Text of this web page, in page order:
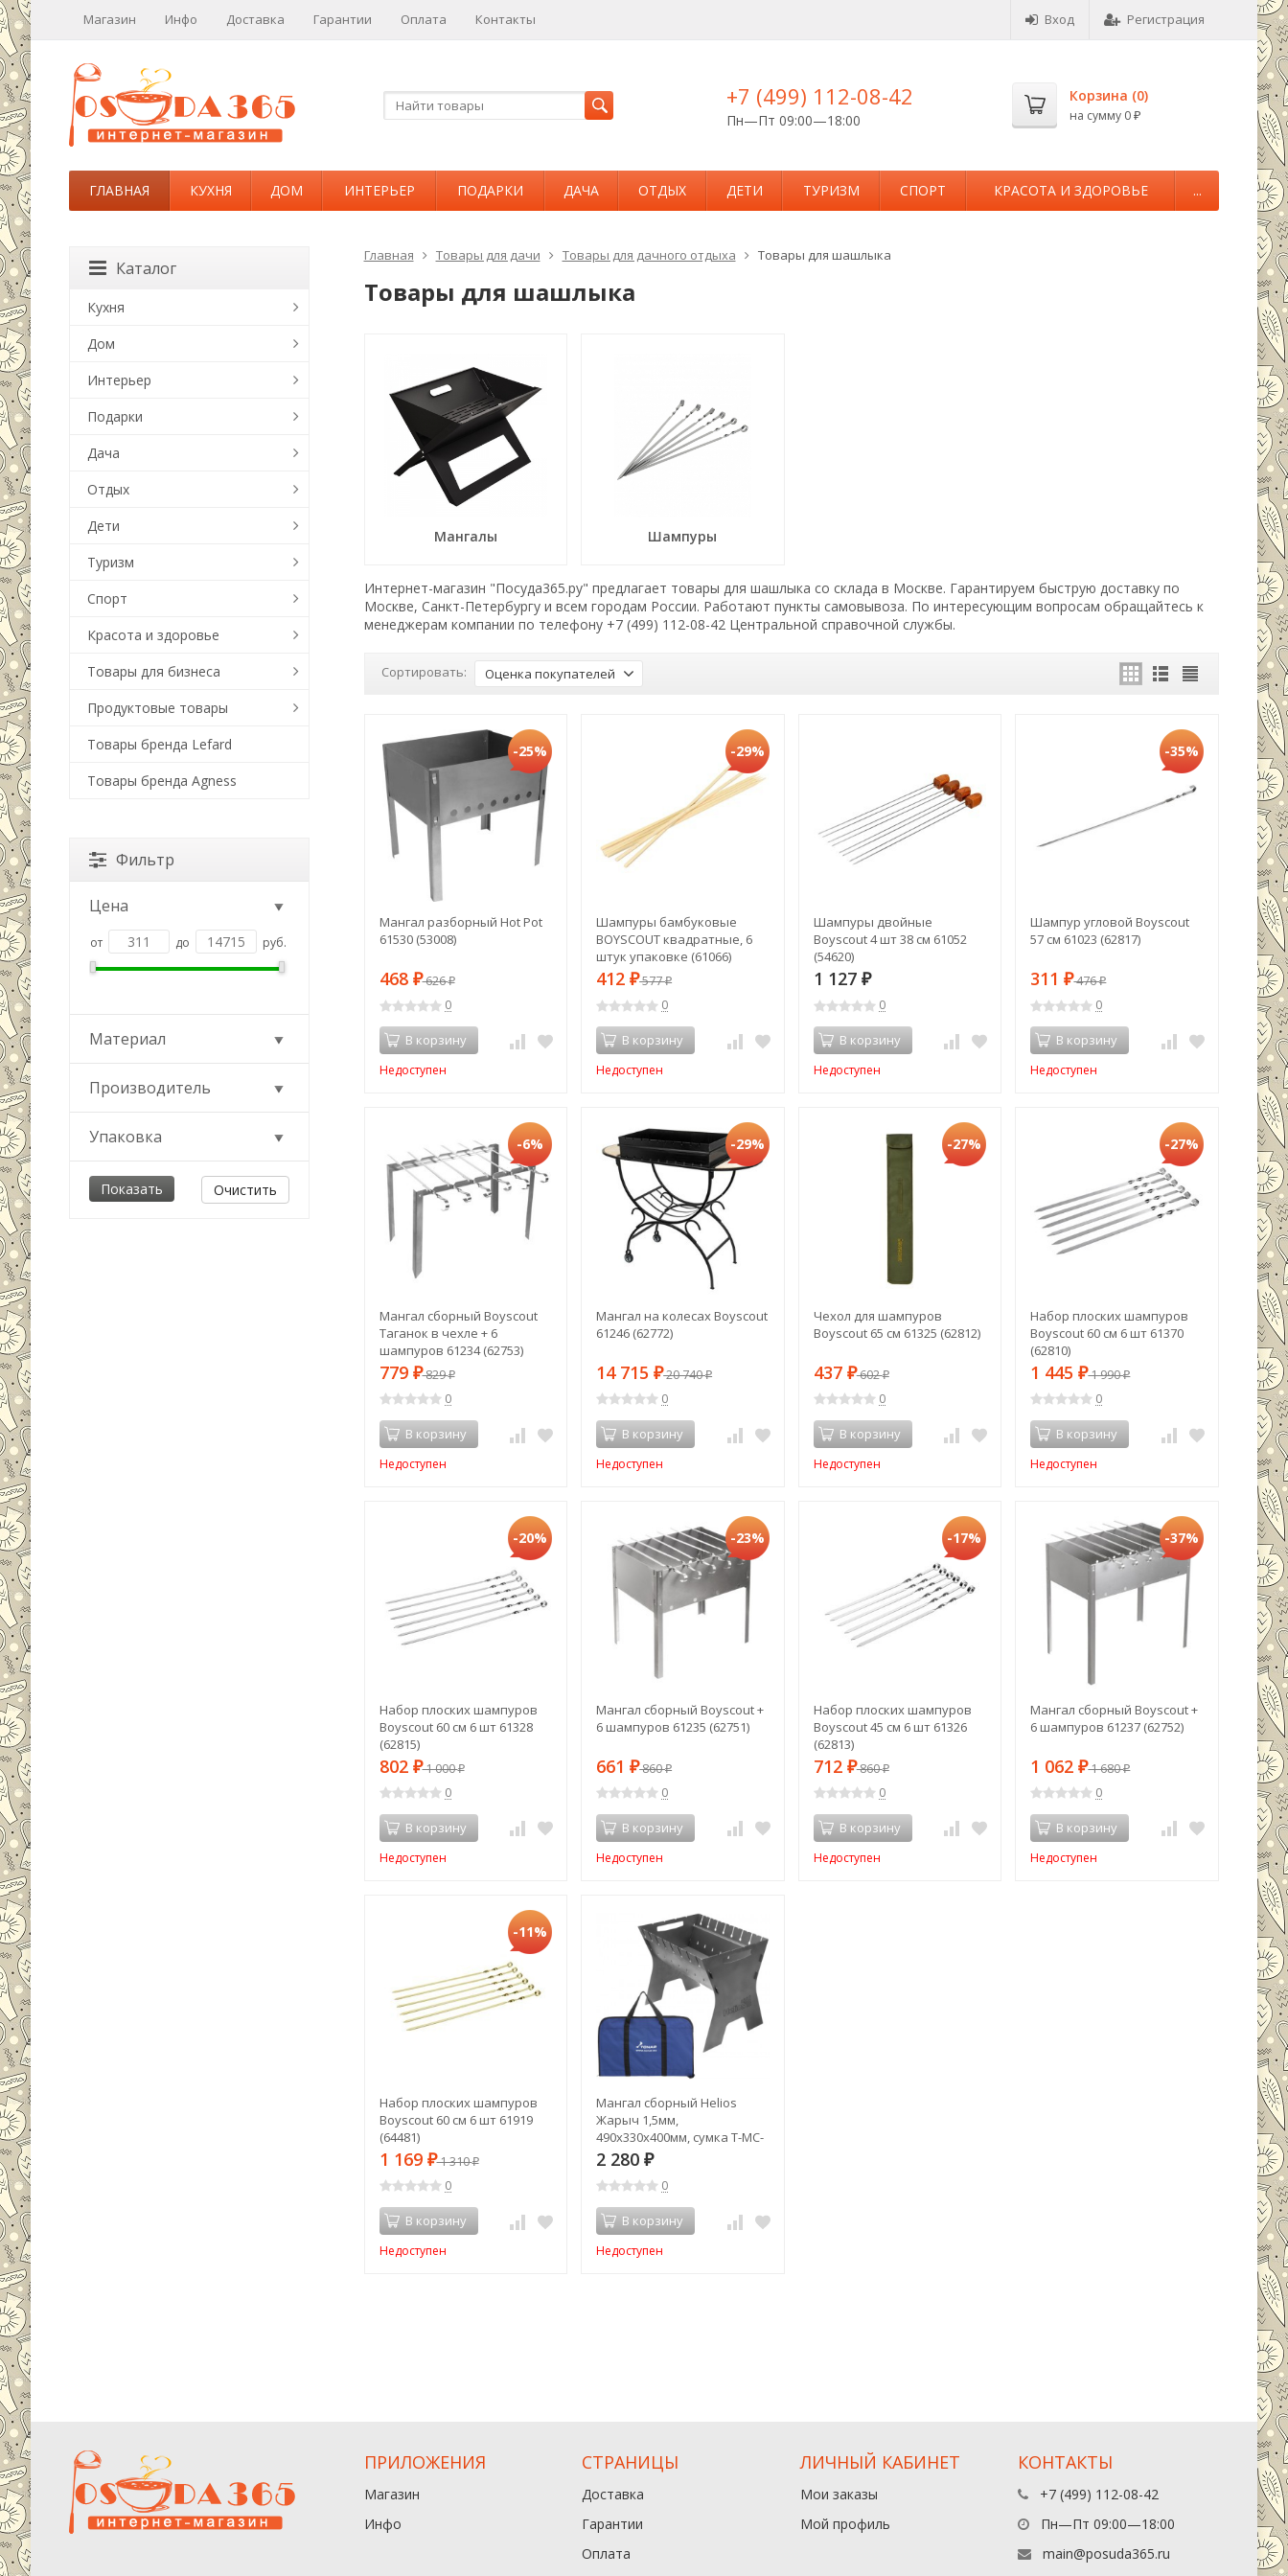
Магазин Инфо Доставка Гарантии Оплата Контакты Вход Регистрация
+7 (499) 112-08-42
Пн—Пт 09:00—18:00
Корзина (0)
на сумму 0 ₽
ГЛАВНАЯ КУХНЯ ДОМ ИНТЕРЬЕР ПОДАРКИ ДАЧА ОТДЫХ ДЕТИ ТУРИЗМ СПОРТ КРАСОТА И ЗДОРОВЬЕ ...
Главная Товары для дачи Товары для дачного отдыха Товары для шашлыка
Товары для шашлыка
Мангалы Шампуры
Интернет-магазин "Посуда365.ру" предлагает товары для шашлыка со склада в Москве. Гарантируем быструю доставку по
Москве, Санкт-Петербургу и всем городам России. Работают пункты самовывоза. По интересующим вопросам обращайтесь к
менеджерам компании по телефону +7 (499) 112-08-42 Центральной справочной службы.
Сортировать: Оценка покупателей
-25%
Мангал разборный Hot Pot
61530 (53008)
468 ₽626₽
0
В корзину
Недоступен
-29%
Шампуры бамбуковые
BOYSCOUT квадратные, 6
штук упаковке (61066)
(53807)
412₽577₽
0
В корзину
Недоступен
Шампуры двойные
Boyscout 4 шт 38 см 61052
(54620)
1 127 ₽
0
В корзину
Недоступен
-35%
Шампур угловой Boyscout
57 см 61023 (62817)
311₽476₽
0
В корзину
Недоступен
-6%
Мангал сборный Boyscout
Таганок в чехле + 6
шампуров 61234 (62753)
779 ₽829₽
0
В корзину
Недоступен
-29%
Мангал на колесах Boyscout
61246 (62772)
14 715₽20 740₽
0
В корзину
Недоступен
-27%
Чехол для шампуров
Boyscout 65 см 61325 (62812)
437 ₽602₽
0
В корзину
Недоступен
-27%
Набор плоских шампуров
Boyscout 60 см 6 шт 61370
(62810)
1 445₽1 990₽
0
В корзину
Недоступен
-20%
Набор плоских шампуров
Boyscout 60 см 6 шт 61328
(62815)
802 ₽1 000₽
0
В корзину
Недоступен
-23%
Мангал сборный Boyscout +
6 шампуров 61235 (62751)
661₽860₽
0
В корзину
Недоступен
-17%
Набор плоских шампуров
Boyscout 45 см 6 шт 61326
(62813)
712 ₽860₽
0
В корзину
Недоступен
-37%
Мангал сборный Boyscout +
6 шампуров 61237 (62752)
1 062₽1 680₽
0
В корзину
Недоступен
-11%
Набор плоских шампуров
Boyscout 60 см 6 шт 61919
(64481)
1 169 ₽1 310₽
0
В корзину
Недоступен
Мангал сборный Helios
Жарыч 1,5мм,
490х330х400мм, сумка T-MC-
01S (88513)
2 280₽
0
В корзину
Недоступен
Каталог
Кухня
Дом
Интерьер
Подарки
Дача
Отдых
Дети
Туризм
Спорт
Красота и здоровье
Товары для бизнеса
Продуктовые товары
Товары бренда Lefard
Товары бренда Agness
Фильтр
Цена
от до руб.
Материал
Производитель
Упаковка
Очистить
ПРИЛОЖЕНИЯ
Магазин
Инфо
СТРАНИЦЫ
Доставка
Гарантии
Оплата
ЛИЧНЫЙ КАБИНЕТ
Мои заказы
Мой профиль
КОНТАКТЫ
+7 (499) 112-08-42
Пн—Пт 09:00—18:00
main@posuda365.ru